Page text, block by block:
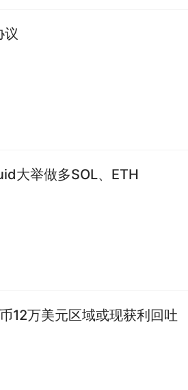
议
大举做多SOL、ETH
12万美元区域或现获利回吐